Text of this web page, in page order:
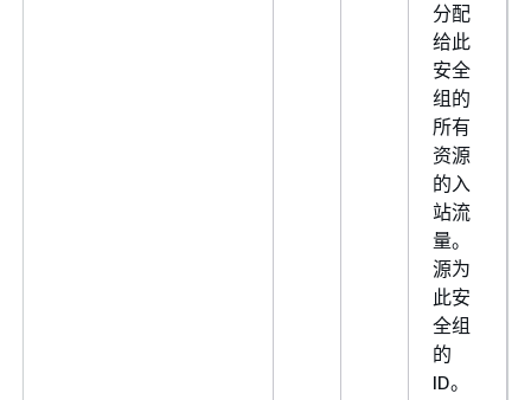
分配
给此
安全
组的
所有
资源
的入
站流
量。
源为
此安
全组
的
ID。